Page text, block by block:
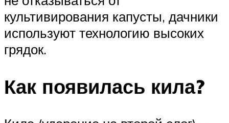
культивирования капусты, дачники
используют технологию высоких
грядок.
Как появилась кила?